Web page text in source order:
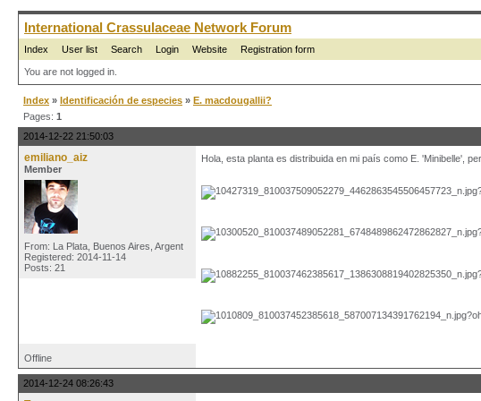
International Crassulaceae Network Forum
Index User list Search Login Website Registration form
You are not logged in.
Index » Identificación de especies » E. macdougallii?
Pages: 1
2014-12-22 21:50:03
emiliano_aiz
Member
From: La Plata, Buenos Aires, Argent
Registered: 2014-11-14
Posts: 21
Hola, esta planta es distribuida en mi país como E. 'Minibelle',
Offline
2014-12-24 08:26:43